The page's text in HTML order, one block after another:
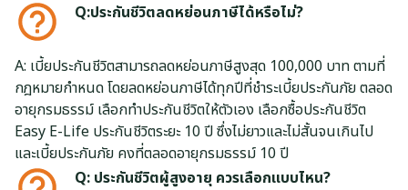
Q:ประกันชีวิตลดหย่อนภาษีได้หรือไม่?
A: เบี้ยประกันชีวิตสามารถลดหย่อนภาษีสูงสุด 100,000 บาท ตามที่
กฎหมายกำหนด โดยลดหย่อนภาษีได้ทุกปีที่ชำระเบี้ยประกันภัย ตลอด
อายุกรมธรรม์ เลือกทำประกันชีวิตให้ตัวเอง เลือกซื้อประกันชีวิต
Easy E-Life ประกันชีวิตระยะ 10 ปี ซึ่งไม่ยาวและไม่สั้นจนเกินไป
และเบี้ยประกันภัย คงที่ตลอดอายุกรมธรรม์ 10 ปี
Q: ประกันชีวิตผู้สูงอายุ ควรเลือกแบบไหน?